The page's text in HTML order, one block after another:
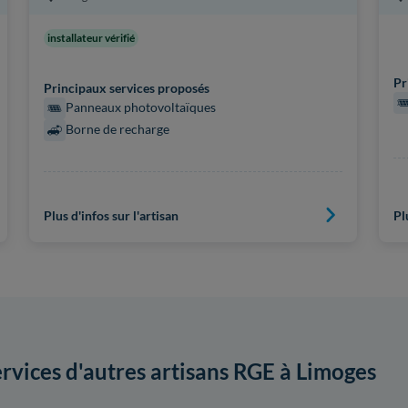
installateur vérifié
Principaux services proposés
Panneaux photovoltaïques
Borne de recharge
Plus d'infos sur l'artisan
d'autres artisans RGE à Limoges